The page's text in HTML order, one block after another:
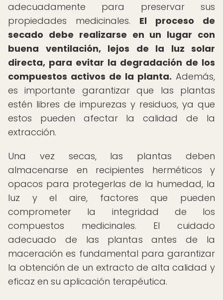
adecuadamente para preservar sus
propiedades medicinales. El proceso de
secado debe realizarse en un lugar con
buena ventilación, lejos de la luz solar
directa, para evitar la degradación de los
compuestos activos de la planta. Además,
es importante garantizar que las plantas
estén libres de impurezas y residuos, ya que
estos pueden afectar la calidad de la
extracción.
Una vez secas, las plantas deben
almacenarse en recipientes herméticos y
opacos para protegerlas de la humedad, la
luz y el aire, factores que pueden
comprometer la integridad de los
compuestos medicinales. El cuidado
adecuado de las plantas antes de la
maceración es fundamental para garantizar
la obtención de un extracto de alta calidad y
eficaz en su aplicación terapéutica.